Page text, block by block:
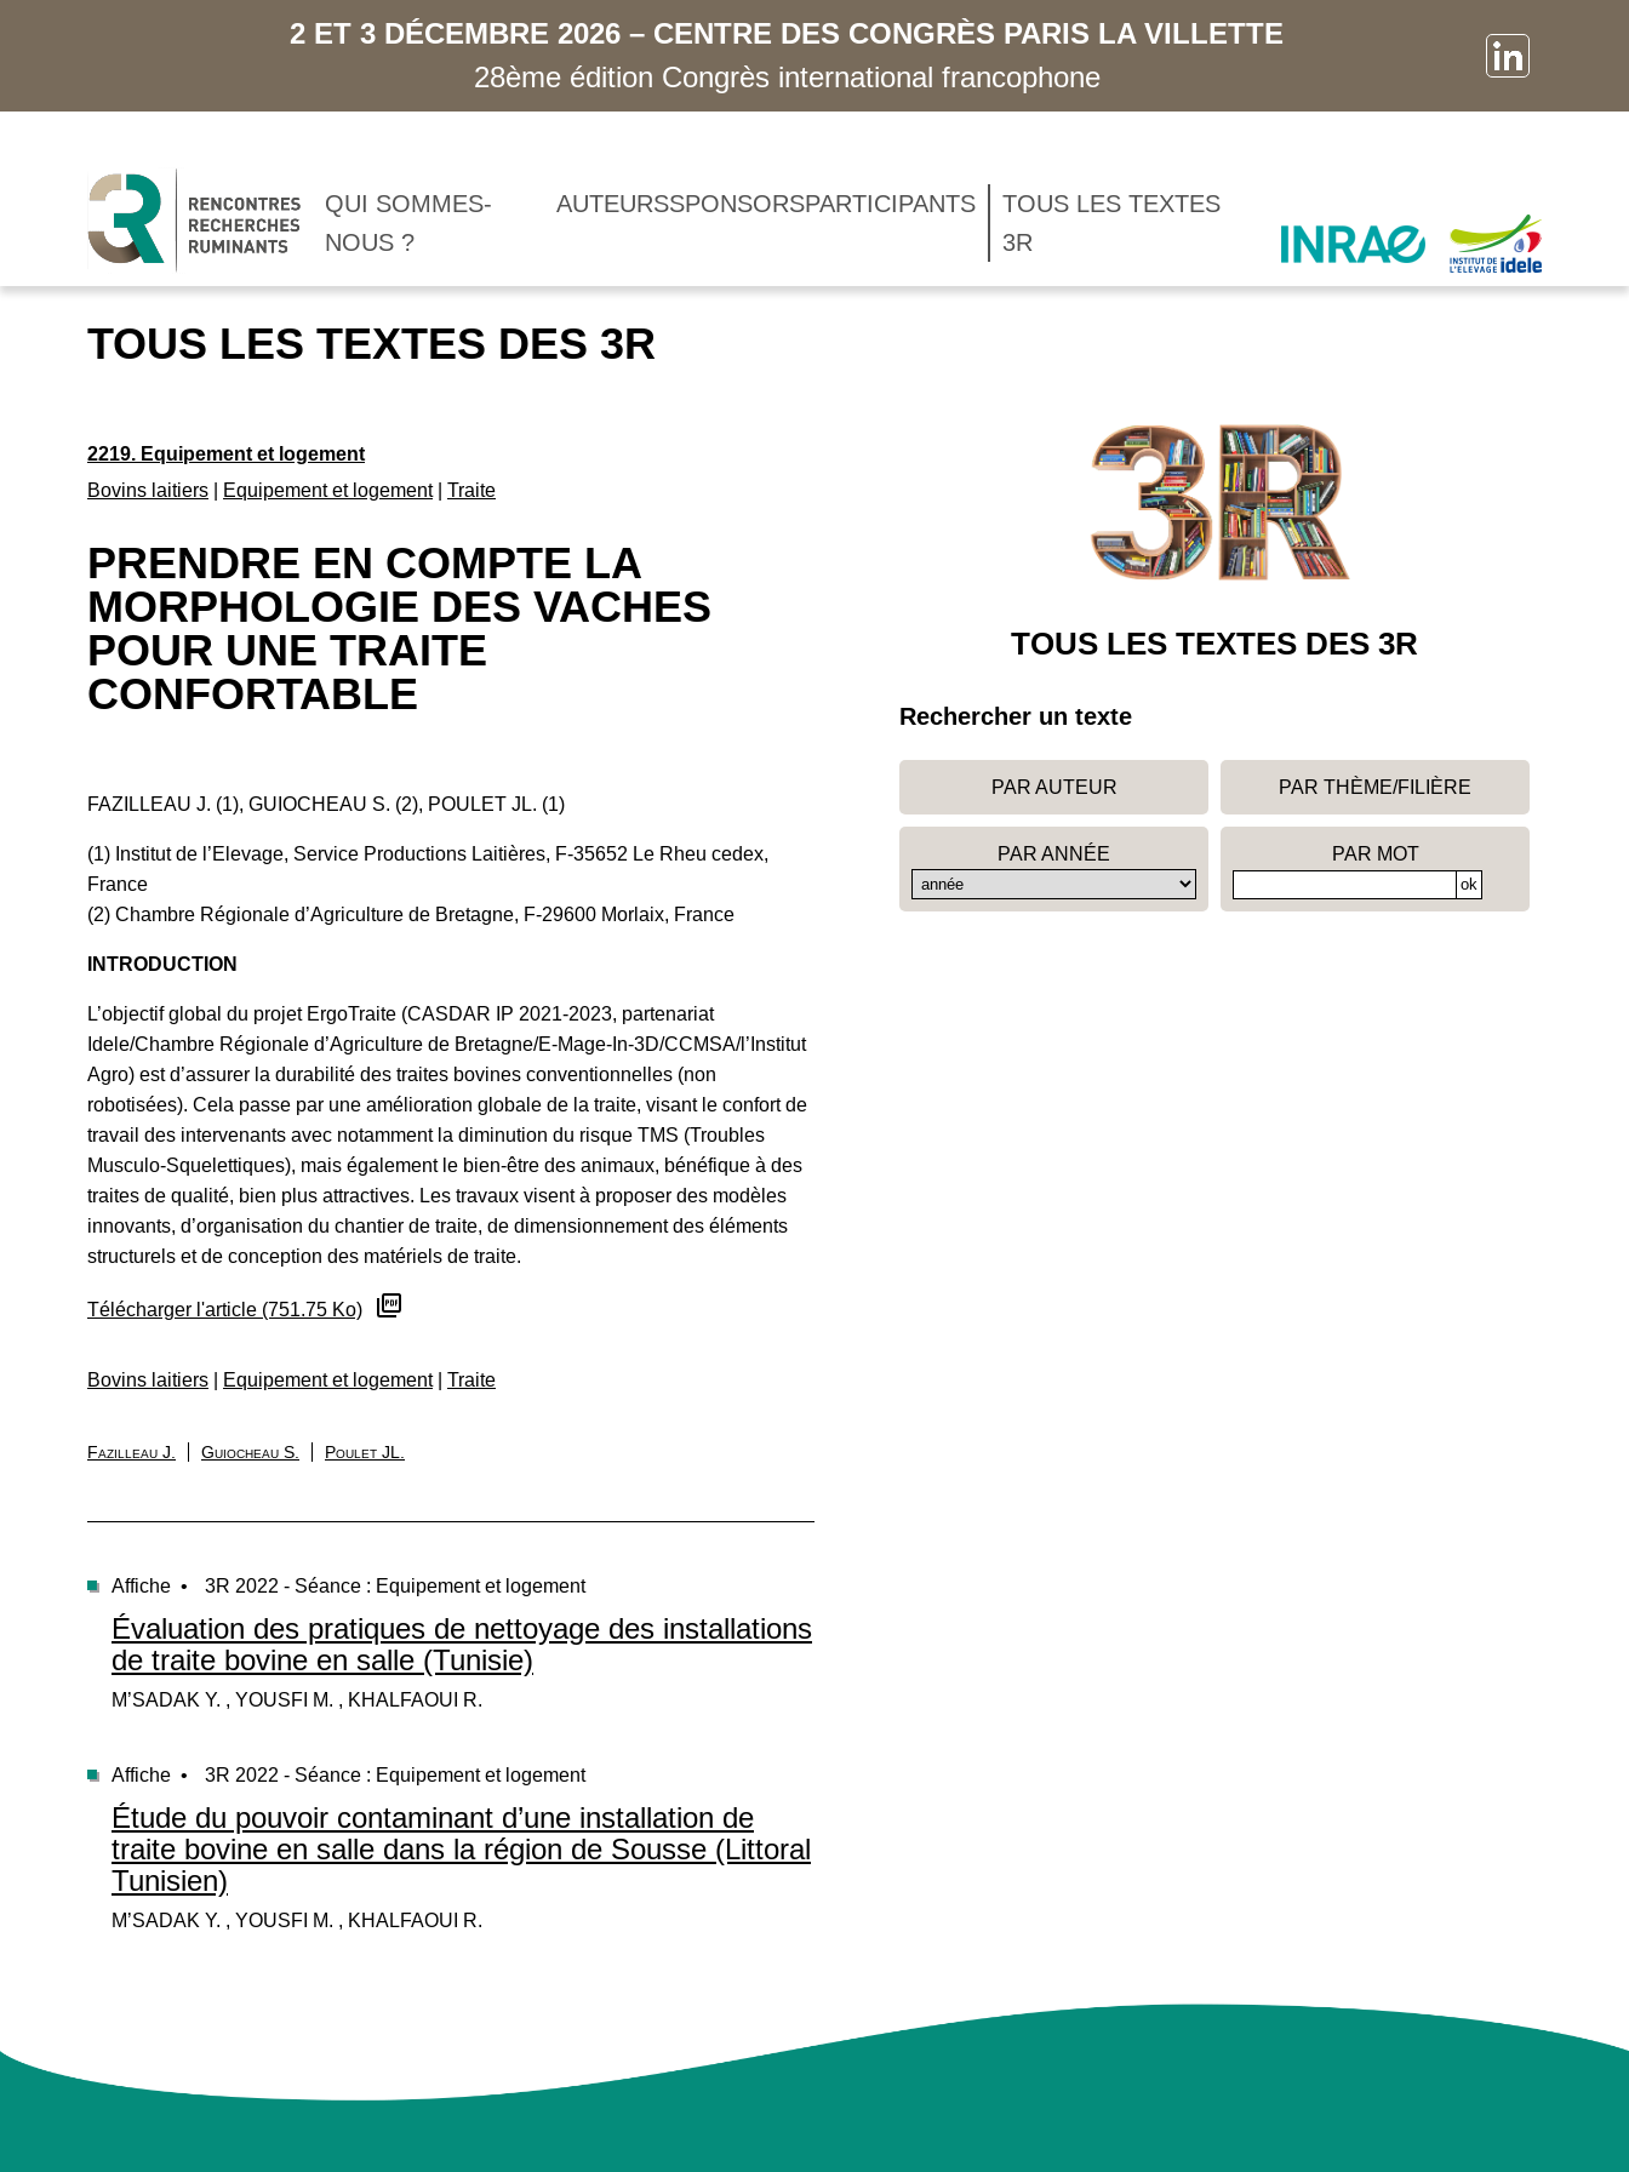
2 ET 3 DÉCEMBRE 2026 – CENTRE DES CONGRÈS PARIS LA VILLETTE
28ème édition Congrès international francophone
QUI SOMMES-
NOUS ?
AUTEURSSPONSORSPARTICIPANTS
TOUS LES TEXTES
3R
TOUS LES TEXTES DES 3R
2219. Equipement et logement
Bovins laitiers
Equipement et logement| Traite
PRENDRE EN COMPTE LA
MORPHOLOGIE DES VACHES
POUR UNE TRAITE
CONFORTABLE
FAZILLEAU J. (1), GUIOCHEAU S. (2), POULET JL. (1)
(1) Institut de l’Elevage, Service Productions Laitières, F-35652 Le Rheu cedex,
France
(2) Chambre Régionale d’Agriculture de Bretagne, F-29600 Morlaix, France
INTRODUCTION
L’objectif global du projet ErgoTraite (CASDAR IP 2021-2023, partenariat
Idele/Chambre Régionale d’Agriculture de Bretagne/E-Mage-In-3D/CCMSA/l’Institut
Agro) est d’assurer la durabilité des traites bovines conventionnelles (non
robotisées). Cela passe par une amélioration globale de la traite, visant le confort de
travail des intervenants avec notamment la diminution du risque TMS (Troubles
Musculo-Squelettiques), mais également le bien-être des animaux, bénéfique à des
traites de qualité, bien plus attractives. Les travaux visent à proposer des modèles
innovants, d’organisation du chantier de traite, de dimensionnement des éléments
structurels et de conception des matériels de traite.
Télécharger l'article (751.75 Ko)
Bovins laitiers Equipement et logement| Traite
Fazilleau J. Guiocheau S. Poulet JL.
TOUS LES TEXTES DES 3R
Rechercher un texte
PAR AUTEUR PAR THÈME/FILIÈRE
PAR ANNÉE PAR MOT
Affiche • 3R 2022 - Séance : Equipement et logement
Évaluation des pratiques de nettoyage des installations
de traite bovine en salle (Tunisie)
M’SADAK Y. , YOUSFI M. , KHALFAOUI R.
Affiche • 3R 2022 - Séance : Equipement et logement
Étude du pouvoir contaminant d’une installation de
traite bovine en salle dans la région de Sousse (Littoral
Tunisien)
M’SADAK Y. , YOUSFI M. , KHALFAOUI R.